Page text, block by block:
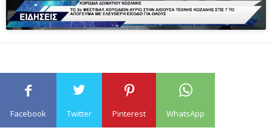
Facebook Twitter Pinterest WhatsApp